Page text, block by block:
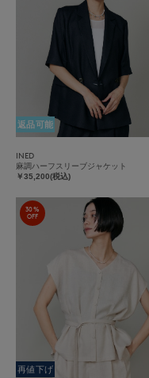
返品可能
INED
麻調ハーフスリーブジャケット
￥35,200(税込)
30%
OFF
再値下げ